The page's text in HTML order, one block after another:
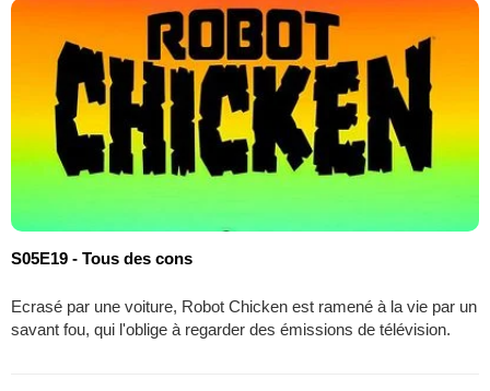
S05E19 - Tous des cons
Ecrasé par une voiture, Robot Chicken est ramené à la vie par un
savant fou, qui l'oblige à regarder des émissions de télévision.